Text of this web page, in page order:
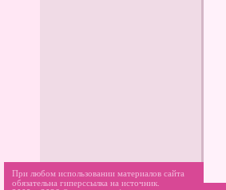
При любом использовании материалов сайта
обязательна гиперссылка на источник.